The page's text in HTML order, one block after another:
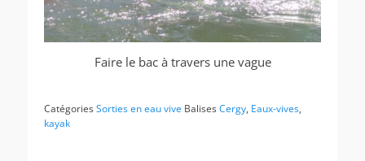
Faire le bac à travers une vague
CatégoriesSorties en eau vive BalisesCergy, Eaux-vives,
kayak